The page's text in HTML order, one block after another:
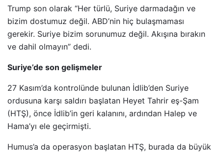
Trump son olarak “Her türlü, Suriye darmadağın ve
bizim dostumuz değil. ABD’nin hiç bulaşmaması
gerekir. Suriye bizim sorunumuz değil. Akışına bırakın
ve dahil olmayın” dedi.
Suriye’de son gelişmeler
27 Kasım’da kontrolünde bulunan İdlib’den Suriye
ordusuna karşı saldırı başlatan Heyet Tahrir eş-Şam
(HTŞ), önce İdlib’in geri kalanını, ardından Halep ve
Hama’yı ele geçirmişti.
Humus’a da operasyon başlatan HTŞ, burada da büyük